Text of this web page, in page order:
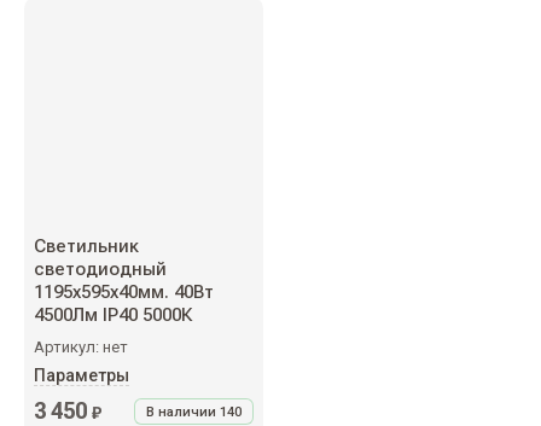
Светильник
светодиодный
1195х595х40мм. 40Вт
4500Лм IP40 5000К
Артикул: нет
Параметры
В наличии 140
3 450 ₽